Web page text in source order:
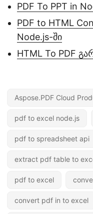
PDF To PPT in
PDF to HTML
Node.js-ში
HTML To PDF
Aspose.PDF Cloud
pdf to excel node.js
pdf to spreadsheet api
extract pdf table to
pdf to excel
convert pdf in to excel